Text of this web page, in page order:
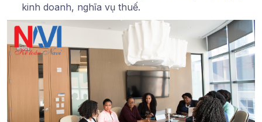
kinh doanh, nghĩa vụ thuế.